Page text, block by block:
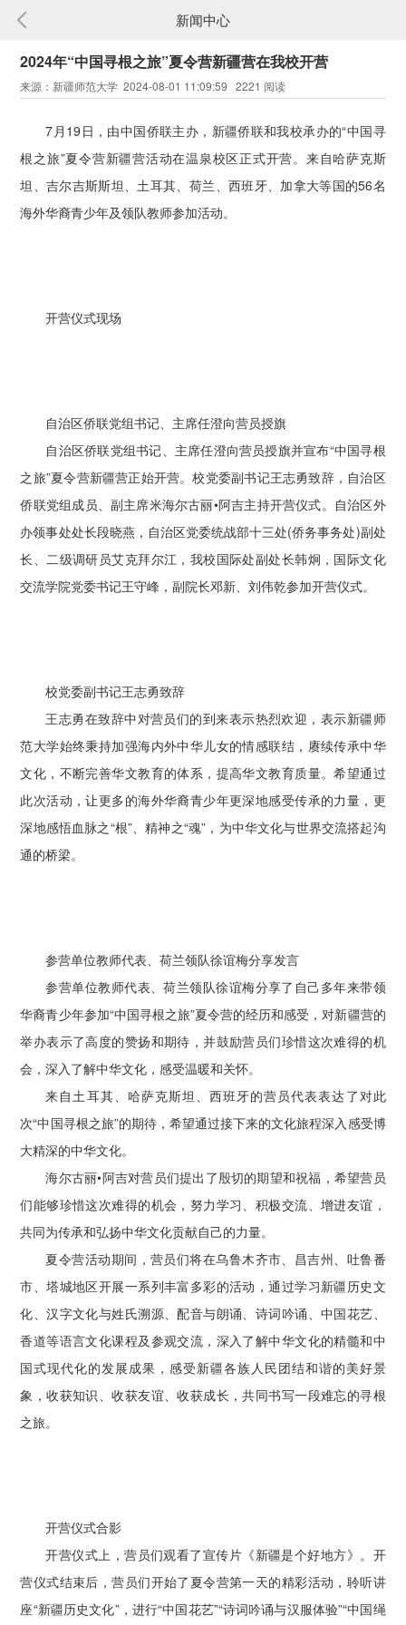
新闻中心
2024年“中国寻根之旅”夏令营新疆营在我校开营
来源：新疆师范大学 2024-08-01 11:09:59 2221 阅读
7月19日，由中国侨联主办，新疆侨联和我校承办的“中国寻
根之旅”夏令营新疆营活动在温泉校区正式开营。来自哈萨克斯
坦、吉尔吉斯斯坦、土耳其、荷兰、西班牙、加拿大等国的56名
海外华裔青少年及领队教师参加活动。
开营仪式现场
自治区侨联党组书记、主席任澄向营员授旗
自治区侨联党组书记、主席任澄向营员授旗并宣布“中国寻根
之旅”夏令营新疆营正始开营。校党委副书记王志勇致辞，自治区
侨联党组成员、副主席米海尔古丽•阿吉主持开营仪式。自治区外
办领事处处长段晓燕，自治区党委统战部十三处(侨务事务处)副处
长、二级调研员艾克拜尔江，我校国际处副处长韩炯，国际文化
交流学院党委书记王守峰，副院长邓新、刘伟乾参加开营仪式。
校党委副书记王志勇致辞
王志勇在致辞中对营员们的到来表示热烈欢迎，表示新疆师
范大学始终秉持加强海内外中华儿女的情感联结，赓续传承中华
文化，不断完善华文教育的体系，提高华文教育质量。希望通过
此次活动，让更多的海外华裔青少年更深地感受传承的力量，更
深地感悟血脉之“根”、精神之“魂”，为中华文化与世界交流搭起沟
通的桥梁。
参营单位教师代表、荷兰领队徐谊梅分享发言
参营单位教师代表、荷兰领队徐谊梅分享了自己多年来带领
华裔青少年参加“中国寻根之旅”夏令营的经历和感受，对新疆营的
举办表示了高度的赞扬和期待，并鼓励营员们珍惜这次难得的机
会，深入了解中华文化，感受温暖和关怀。
来自土耳其、哈萨克斯坦、西班牙的营员代表表达了对此
次“中国寻根之旅”的期待，希望通过接下来的文化旅程深入感受博
大精深的中华文化。
海尔古丽•阿吉对营员们提出了殷切的期望和祝福，希望营员
们能够珍惜这次难得的机会，努力学习、积极交流、增进友谊，
共同为传承和弘扬中华文化贡献自己的力量。
夏令营活动期间，营员们将在乌鲁木齐市、昌吉州、吐鲁番
市、塔城地区开展一系列丰富多彩的活动，通过学习新疆历史文
化、汉字文化与姓氏溯源、配音与朗诵、诗词吟诵、中国花艺、
香道等语言文化课程及参观交流，深入了解中华文化的精髓和中
国式现代化的发展成果，感受新疆各族人民团结和谐的美好景
象，收获知识、收获友谊、收获成长，共同书写一段难忘的寻根
之旅。
开营仪式合影
开营仪式上，营员们观看了宣传片《新疆是个好地方》。开
营仪式结束后，营员们开始了夏令营第一天的精彩活动，聆听讲
座“新疆历史文化”，进行“中国花艺”“诗词吟诵与汉服体验”“中国绳